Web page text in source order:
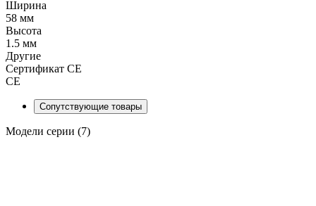
Ширина
58 мм
Высота
1.5 мм
Другие
Сертификат CE
CE
Сопутствующие товары
Модели серии (7)